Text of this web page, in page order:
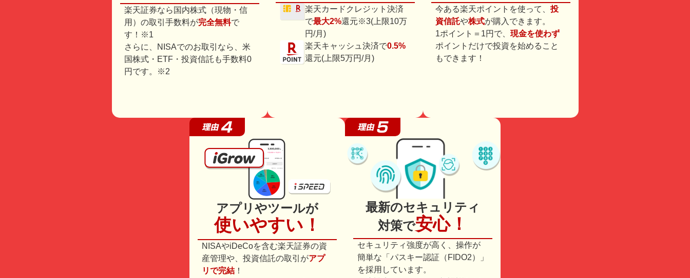
楽天証券なら国内株式（現物・信
用）の取引手数料が完全無料で
す！※1
さらに、NISAでのお取引なら、米
国株式・ETF・投資信託も手数料0
円です。※2
楽天カードクレジット決済
で最大2%還元※3(上限10万
円/月)
楽天キャッシュ決済で0.5%
還元(上限5万円/月)
今ある楽天ポイントを使って、投
資信託や株式が購入できます。
1ポイント＝1円で、 現金を使わず
ポイントだけで投資を始めること
もできます！
アプリやツールが
使いやすい！
NISAやiDeCoを含む楽天証券の資
産管理や、投資信託の取引がアプ
リで完結 ！
最新のセキュリティ
対策で安心！
セキュリティ強度が高く、操作が
簡単な「パスキー認証（FIDO2）」
を採用しています。